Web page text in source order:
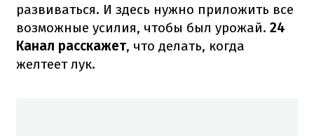
развиваться. И здесь нужно приложить все
возможные усилия, чтобы был урожай. 24
Канал расскажет, что делать, когда
желтеет лук.